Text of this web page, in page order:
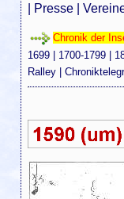
Presse |
Chronik der
1699
1700-1799
Ralley |